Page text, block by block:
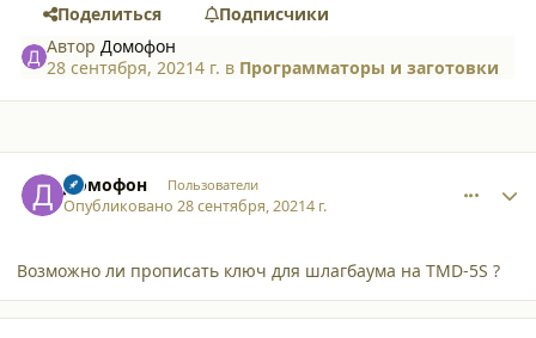
Поделиться
Подписчики
Автор Домофон
28 сентября, 20214 г. в Программаторы и заготовки
Домофон Пользователи
Опубликовано28 сентября, 20214 г.
Возможно ли прописать ключ для шлагбаума на TMD-5S ?